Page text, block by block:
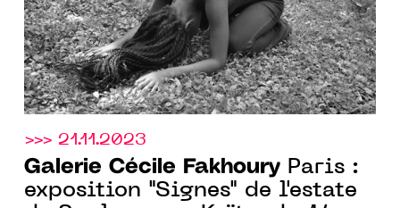
>>> 21.11.2023
Galerie Cécile Fakhoury Paris :
exposition "Signes" de l'estate